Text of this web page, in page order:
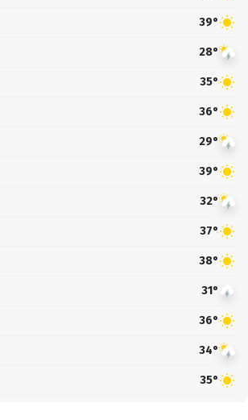
39°
28°
35°
36°
29°
39°
32°
37°
38°
31°
36°
34°
35°